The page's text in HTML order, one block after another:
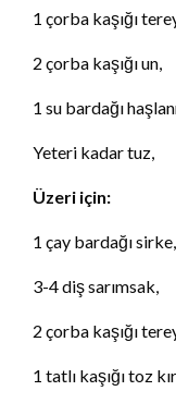
1 çorba kaşığı
2 çorba kaşığı un,
1 su bardağı
Yeteri kadar tuz,
Üzeri için:
1 çay bardağı sirke,
3-4 diş sarımsak,
2 çorba kaşığı
1 tatlı kaşığı toz